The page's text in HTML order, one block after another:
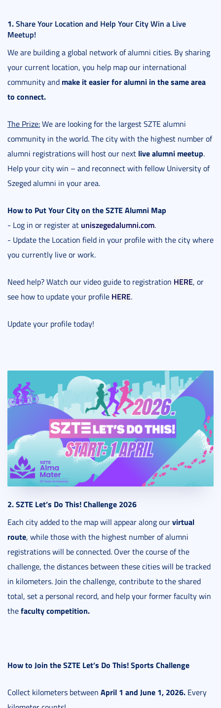
1.Share Your Location and Help Your City Win a Live
Meetup!
We are building a global network of alumni cities. By sharing
your current location, you help map our international
community and make it easier for alumni in the same area
to connect.
The Prize:We are looking for the largest SZTE alumni
community in the world. The city with the highest number of
alumni registrations will host our next live alumni meetup.
Help your city win – and reconnect with fellow University of
Szeged alumni in your area.
How to Put Your City on the SZTE Alumni Map
- Log in or register at uniszegedalumni.com.
- Update the Location field in your profile with the city where
you currently live or work.
Need help? Watch our video guide to registration HERE, or
see how to update your profile HERE.
Update your profile today!
2. SZTE Let’s Do This! Challenge 2026
Each city added to the map will appear along ourvirtual
route, while those with the highest number of alumni
registrations will be connected. Over the course of the
challenge, the distances between these cities will be tracked
in kilometers. Join the challenge, contribute to the shared
total, set a personal record, and help your former faculty win
thefaculty competition.
How to Join the SZTE Let’s Do This! Sports Challenge
Collect kilometers between April 1 and June 1, 2026. Every